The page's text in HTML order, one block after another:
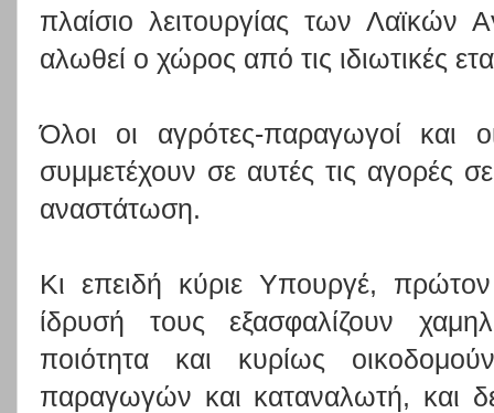
πλαίσιο λειτουργίας των Λαϊκών
αλωθεί ο χώρος από τις ιδιωτικές
Όλοι οι αγρότες-παραγωγοί και
συμμετέχουν σε αυτές τις αγορές
αναστάτωση.
Κι επειδή κύριε Υπουργέ,
ίδρυσή τους εξασφαλίζουν
ποιότητα και κυρίως
παραγωγών και καταναλωτή, και